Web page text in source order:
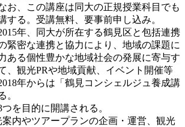
お、この講座は同大の正規授業科目でも
する。受講無料、要事前申し込み。
年、同大が所在する鶴見区と包括連携
緊密な連携と協力により、地域の課題に
ある個性豊かな地域社会の発展に寄与す
、観光PRや地域貢献、イベント開催等
年からは「鶴見コンシェルジュ養成講
。
を目的に開講される。
案内やツアープランの企画・運営、観光